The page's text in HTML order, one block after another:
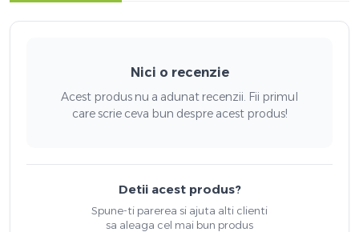
Nici o recenzie
Acest produs nu a adunat recenzii. Fii primul
care scrie ceva bun despre acest produs!
Detii acest produs?
Spune-ti parerea si ajuta alti clienti
sa aleaga cel mai bun produs